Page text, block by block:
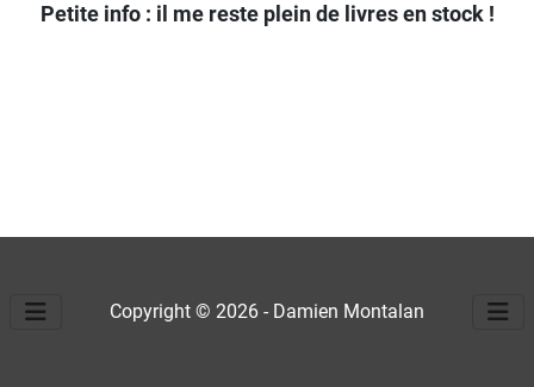
Petite info : il me reste plein de livres en stock !
Copyright © 2026 - Damien Montalan